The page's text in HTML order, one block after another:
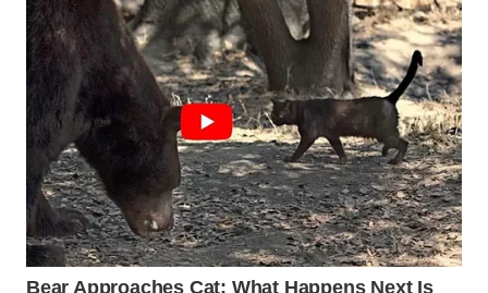
TANI
WAHANA
ADVOKAT
WAHANA
INFRASTRUKTUR
WAHANA
KONSUMEN